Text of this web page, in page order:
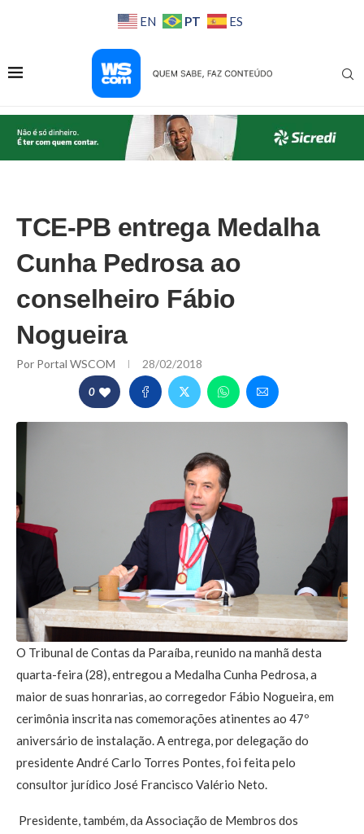
EN PT ES
TCE-PB entrega Medalha
Cunha Pedrosa ao
conselheiro Fábio
Nogueira
Por Portal WSCOM 28/02/2018
0
O Tribunal de Contas da Paraíba, reunido na manhã desta
quarta-feira (28), entregou a Medalha Cunha Pedrosa, a
maior de suas honrarias, ao corregedor Fábio Nogueira, em
cerimônia inscrita nas comemorações atinentes ao 47º
aniversário de instalação. A entrega, por delegação do
presidente André Carlo Torres Pontes, foi feita pelo
consultor jurídico José Francisco Valério Neto.
Presidente, também, da Associação de Membros dos